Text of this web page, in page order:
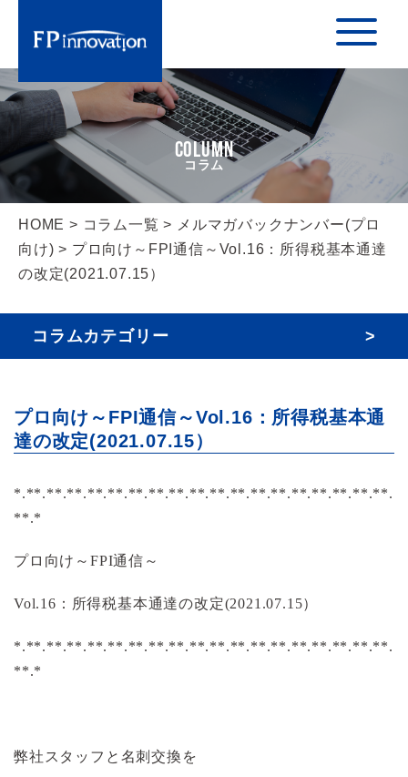
COLUMN
HOME > コラム一覧 > メルマガバックナンバー(プロ
向け) > プロ向け～FPI通信～Vol.16：所得税基本通達
の改定(2021.07.15）
コラムカテゴリー
プロ向け～FPI通信～Vol.16：所得税基本通
達の改定(2021.07.15）
*.**.**.**.**.**.**.**.**.**.**.**.**.**.**.**.**.**.**.
**.*
プロ向け～FPI通信～
Vol.16：所得税基本通達の改定(2021.07.15）
*.**.**.**.**.**.**.**.**.**.**.**.**.**.**.**.**.**.**.
**.*
弊社スタッフと名刺交換を